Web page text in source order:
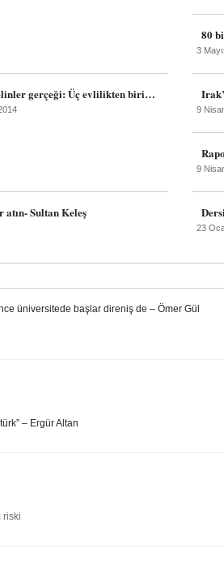
80
3
gerçeği: Üç evlilikten biri…
9
9
Sultan Keleş
23
üniversitede başlar direniş de – Ömer Gül
– Ergür Altan
riski